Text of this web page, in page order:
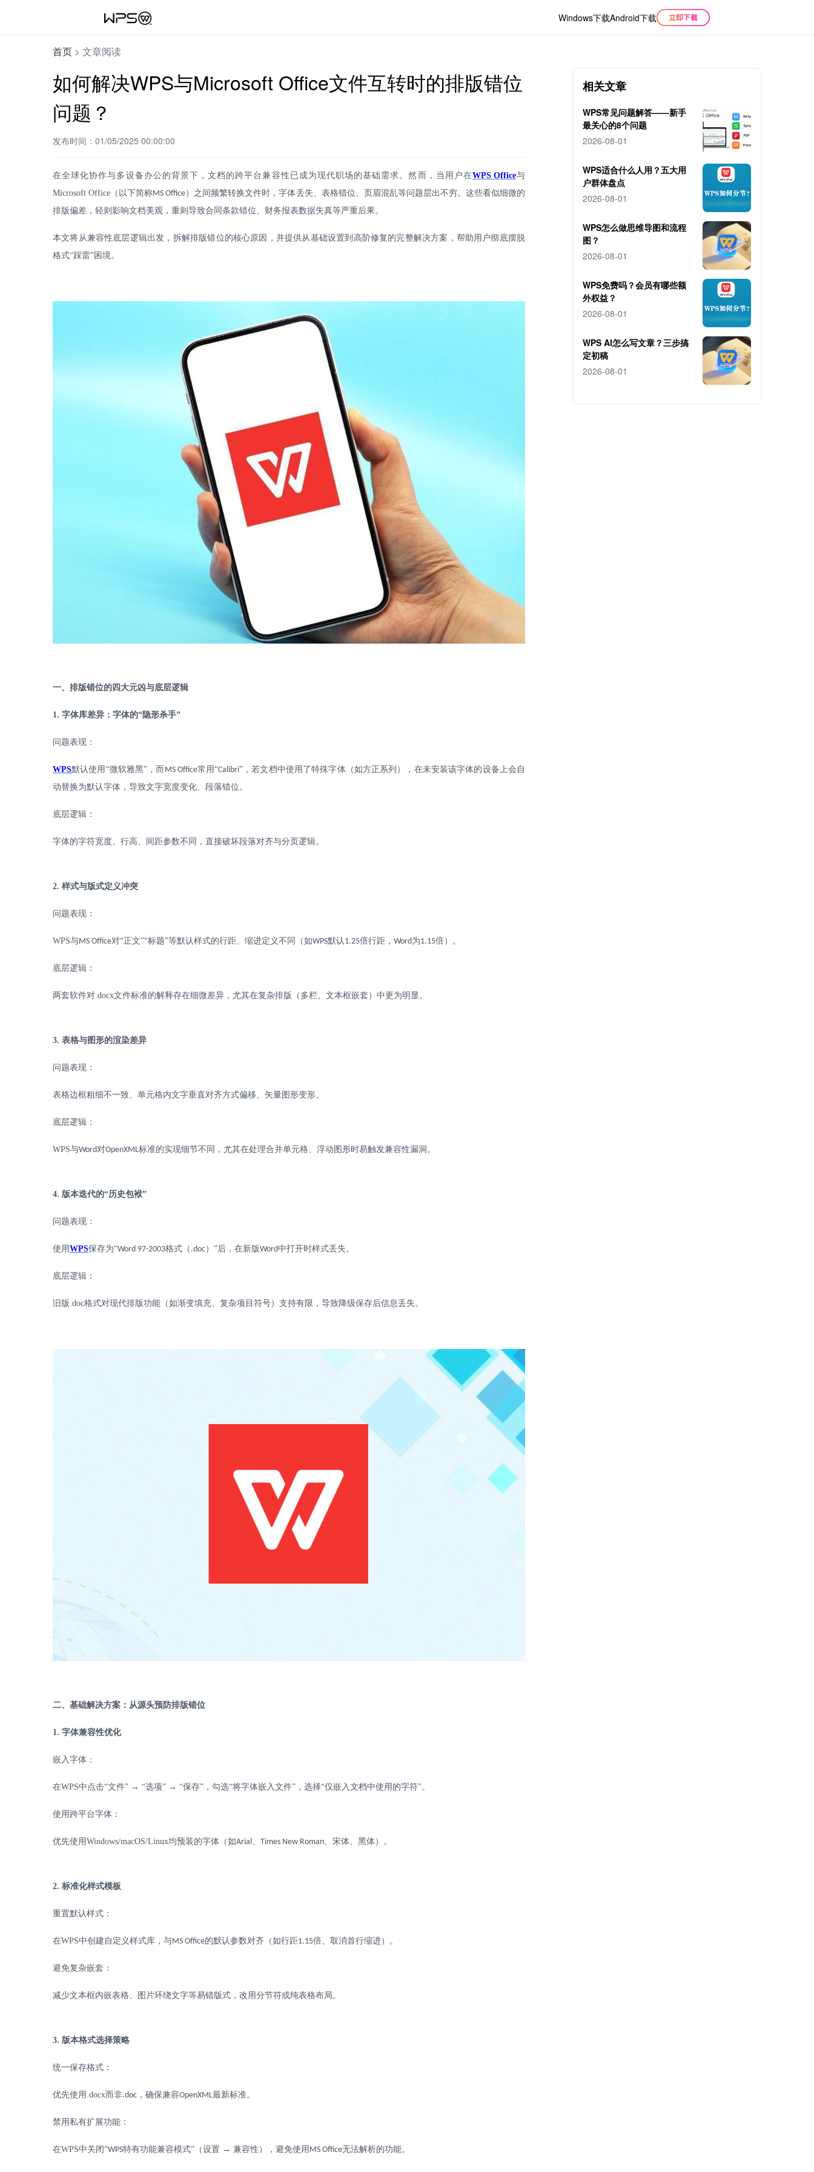
Windows下载Android下载
首页 > 文章阅读
如何解决WPS与Microsoft Office文件互转时的排版错位
问题？
发布时间：01/05/2025 00:00:00
在全球化协作与多设备办公的背景下，文档的跨平台兼容性已成为现代职场的基础需求。然而，当用户在WPS Office与
Microsoft Office （以下简称MS Office）之间频繁转换文件时，字体丢失、表格错位、页眉混乱等问题层出不穷。这些看似细微的
排版偏差，轻则影响文档美观，重则导致合同条款错位、财务报表数据失真等严重后果。
本文将从兼容性底层逻辑出发，拆解排版错位的核心原因，并提供从基础设置到高阶修复的完整解决方案，帮助用户彻底摆脱
格式“踩雷”困境。
一、排版错位的四大元凶与底层逻辑
1. 字体库差异：字体的“隐形杀手”
问题表现：
WPS默认使用 “微软雅黑”，而 MS Office常用“Calibri”，若文档中使用了特殊字体（如方正系列），在未安装该字体的设备上会自
动替换为默认字体，导致文字宽度变化、段落错位。
底层逻辑：
字体的字符宽度、行高、间距参数不同，直接破坏段落对齐与分页逻辑。
2. 样式与版式定义冲突
问题表现：
WPS与MS Office对“正文”“标题”等默认样式的行距、缩进定义不同（如WPS默认 1.25倍行距， Word为1.15倍）。
底层逻辑：
两套软件对 .docx文件标准的解释存在细微差异，尤其在复杂排版（多栏、文本框嵌套）中更为明显。
3. 表格与图形的渲染差异
问题表现：
表格边框粗细不一致、单元格内文字垂直对齐方式偏移、矢量图形变形。
底层逻辑：
WPS与Word对OpenXML标准的实现细节不同，尤其在处理合并单元格、浮动图形时易触发兼容性漏洞。
4. 版本迭代的“历史包袱”
问题表现：
使用WPS保存为“Word 97-2003格式（ .doc）”后，在新版Word中打开时样式丢失。
底层逻辑：
旧版 .doc格式对现代排版功能（如渐变填充、复杂项目符号）支持有限，导致降级保存后信息丢失。
二、基础解决方案：从源头预防排版错位
1. 字体兼容性优化
嵌入字体：
在WPS中点击“文件” → “选项” → “保存”，勾选“将字体嵌入文件”，选择“仅嵌入文档中使用的字符”。
使用跨平台字体：
优先使用Windows/macOS/Linux均预装的字体（如Arial、 Times New Roman、宋体、黑体）。
2. 标准化样式模板
重置默认样式：
在WPS中创建自定义样式库，与MS Office的默认参数对齐（如行距1.15倍、取消首行缩进）。
避免复杂嵌套：
减少文本框内嵌表格、图片环绕文字等易错版式，改用分节符或纯表格布局。
3. 版本格式选择策略
统一保存格式：
优先使用 .docx而非.doc ，确保兼容OpenXML最新标准。
禁用私有扩展功能：
在WPS中关闭“WPS特有功能兼容模式”（设置 → 兼容性），避免使用 MS Office无法解析的功能。
相关文章
WPS常见问题解答——新手
最关心的8个问题
2026-08-01
WPS适合什么人用？五大用
户群体盘点
2026-08-01
WPS怎么做思维导图和流程
图？
2026-08-01
WPS免费吗？会员有哪些额
外权益？
2026-08-01
WPS AI怎么写文章？三步搞
定初稿
2026-08-01